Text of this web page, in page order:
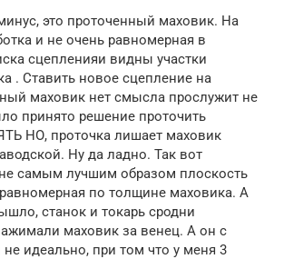
это проточенный маховик. На
и не очень равномерная в
сцепленияи видны участки
. Ставить новое сцепление на
маховик нет смысла прослужит не
принято решение проточить
НО, проточка лишает маховик
Ну да ладно. Так вот
самым лучшим образом плоскость
по толщине маховика. А
станок и токарь сродни
маховик за венец. А он с
идеально, при том что у меня 3